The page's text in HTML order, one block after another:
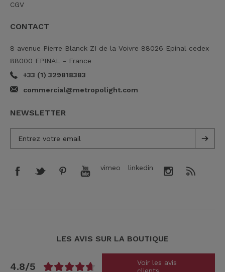
CGV
CONTACT
8 avenue Pierre Blanck ZI de la Voivre 88026 Epinal cedex
88000 EPINAL - France
+33 (1) 329818383
commercial@metropolight.com
NEWSLETTER
vimeo linkedin
LES AVIS SUR LA BOUTIQUE
4.8/5
Voir les avis